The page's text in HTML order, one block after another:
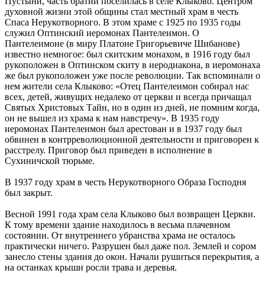
духовной жизни этой общины стал местный храм в честь
Спаса Нерукотворного. В этом храме с 1925 по 1935 годы
служил Оптинский иеромонах Пантелеимон. О
Пантелеимоне (в миру Платоне Григорьевиче Шибанове)
известно немногое: был скитским монахом, в 1916 году был
рукоположен в Оптинском скиту в иеродиакона, в иеромонаха
же был рукоположен уже после революции. Так вспоминали о
нем жители села Клыково: «Отец Пантелеимон собирал нас
всех, детей, живущих недалеко от церкви и всегда причащал
Святых Христовых Тайн, но в один из дней, не помним когда,
он не вышел из храма к нам навстречу». В 1935 году
иеромонах Пантелеимон был арестован и в 1937 году был
обвинен в контрреволюционной деятельности и приговорен к
расстрелу. Приговор был приведен в исполнение в
Сухиничской тюрьме.
В 1937 году храм в честь Нерукотворного Образа Господня
был закрыт.
Весной 1991 года храм села Клыково был возвращен Церкви.
К тому времени здание находилось в весьма плачевном
состоянии. От внутреннего убранства храма не осталось
практически ничего. Разрушен был даже пол. Землей и сором
занесло стены здания до окон. Начали рушиться перекрытия, а
на останках крыши росли трава и деревья.